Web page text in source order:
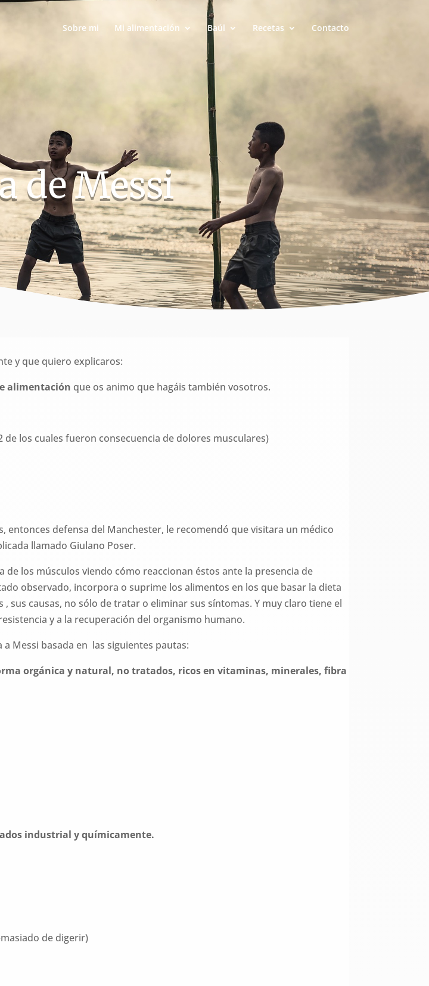
Sobre mi Mi alimentación Baúl Recetas Contacto
de Messi
y que quiero explicaros:
alimentación que os animo que hagáis también vosotros.
los cuales fueron consecuencia de dolores musculares)
entonces defensa del Manchester, le recomendó que visitara un médico
llamado Giulano Poser.
los músculos viendo cómo reaccionan éstos ante la presencia de
observado, incorpora o suprime los alimentos en los que basar la dieta
sus causas, no sólo de tratar o eliminar sus síntomas. Y muy claro tiene el
y a la recuperación del organismo humano.
Messi basada en las siguientes pautas:
orgánica y natural, no tratados, ricos en vitaminas, minerales, fibra
industrial y químicamente.
de digerir)